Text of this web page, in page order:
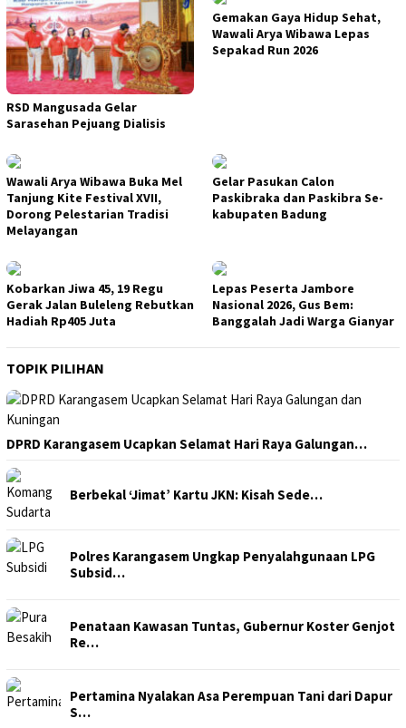
RSD Mangusada Gelar
Sarasehan Pejuang Dialisis
Gemakan Gaya Hidup Sehat,
Wawali Arya Wibawa Lepas
Sepakad Run 2026
Wawali Arya Wibawa Buka Mel
Tanjung Kite Festival XVII,
Dorong Pelestarian Tradisi
Melayangan
Gelar Pasukan Calon
Paskibraka dan Paskibra Se-
kabupaten Badung
Kobarkan Jiwa 45, 19 Regu
Gerak Jalan Buleleng Rebutkan
Hadiah Rp405 Juta
Lepas Peserta Jambore
Nasional 2026, Gus Bem:
Banggalah Jadi Warga Gianyar
TOPIK PILIHAN
DPRD Karangasem Ucapkan Selamat Hari Raya Galungan…
Berbekal ‘Jimat’ Kartu JKN: Kisah Sede…
Polres Karangasem Ungkap Penyalahgunaan LPG
Subsid…
Penataan Kawasan Tuntas, Gubernur Koster Genjot
Re…
Pertamina Nyalakan Asa Perempuan Tani dari Dapur
S…